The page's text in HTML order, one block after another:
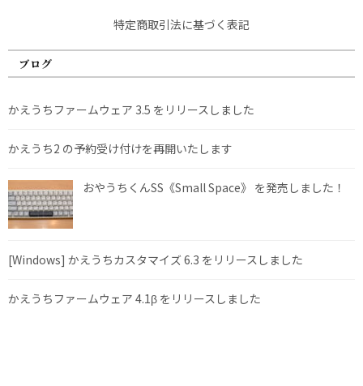
特定商取引法に基づく表記
ブログ
かえうちファームウェア 3.5 をリリースしました
かえうち2 の予約受け付けを再開いたします
おやうちくんSS《Small Space》 を発売しました！
[Windows] かえうちカスタマイズ 6.3 をリリースしました
かえうちファームウェア 4.1β をリリースしました